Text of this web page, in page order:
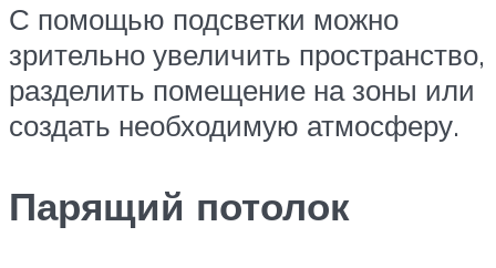
С помощью подсветки можно
зрительно увеличить пространство,
разделить помещение на зоны или
создать необходимую атмосферу.
Парящий потолок